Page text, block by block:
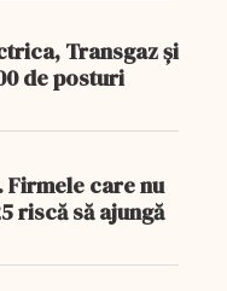
Transgaz și
de posturi
Firmele care nu
riscă să ajungă